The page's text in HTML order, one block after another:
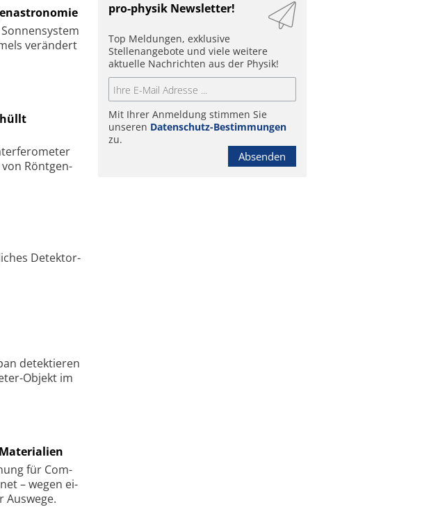
ver­än­dert
von Rönt­gen­
De­tek­tor­
de­tek­tie­ren
Objekt im
für Com­
– we­gen ei­
Aus­we­ge.
pro-physik Newsletter!
Top Meldungen, exklusive
Stellenangebote und viele weitere
aktuelle Nachrichten aus der Physik!
Mit Ihrer Anmeldung stimmen Sie
unseren Datenschutz-Bestimmungen
zu.
Absenden